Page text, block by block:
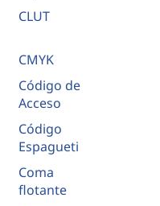
CLUT
CMYK
Código de
Acceso
Código
Espagueti
Coma
flotante